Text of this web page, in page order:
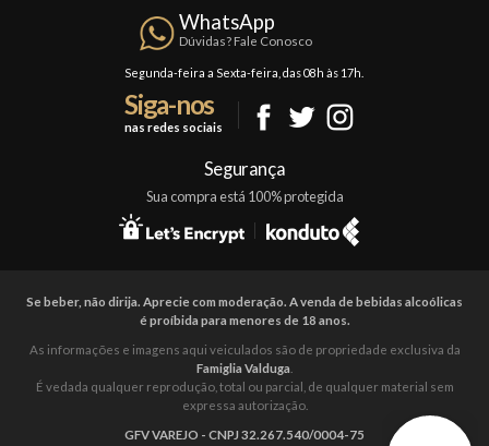
Trocas e Devoluções
Formas de Pagamento
WhatsApp
Dúvidas? Fale Conosco
Segunda-feira a Sexta-feira, das 08h às 17h.
Siga-nos
nas redes sociais
Segurança
Sua compra está 100% protegida
Se beber, não dirija. Aprecie com moderação. A venda de bebidas alcoólicas
é proíbida para menores de 18 anos.
As informações e imagens aqui veiculados são de propriedade exclusiva da
Famiglia Valduga
É vedada qualquer reprodução, total ou parcial, de qualquer material sem
expressa autorização.
GFV VAREJO - CNPJ 32.267.540/0004-75